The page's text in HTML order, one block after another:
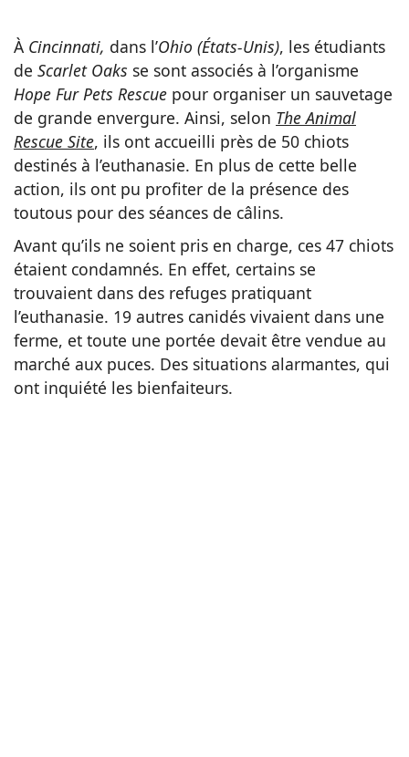
À Cincinnati, dans l’Ohio (États-Unis), les étudiants
de Scarlet Oaks se sont associés à l’organisme
Hope Fur Pets Rescue pour organiser un sauvetage
de grande envergure. Ainsi, selon The Animal
Rescue Site, ils ont accueilli près de 50 chiots
destinés à l’euthanasie. En plus de cette belle
action, ils ont pu profiter de la présence des
toutous pour des séances de câlins.
Avant qu’ils ne soient pris en charge, ces 47 chiots
étaient condamnés. En effet, certains se
trouvaient dans des refuges pratiquant
l’euthanasie. 19 autres canidés vivaient dans une
ferme, et toute une portée devait être vendue au
marché aux puces. Des situations alarmantes, qui
ont inquiété les bienfaiteurs.